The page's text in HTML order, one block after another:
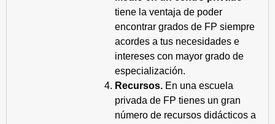
tiene la ventaja de poder
encontrar grados de FP siempre
acordes a tus necesidades e
intereses con mayor grado de
especialización.
Recursos. En una escuela
privada de FP tienes un gran
número de recursos didácticos a